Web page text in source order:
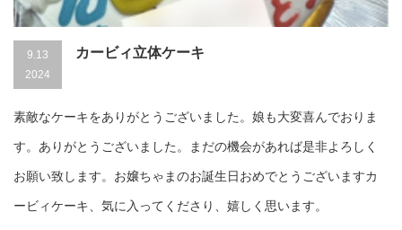
9.13
2024
カービィ立体ケーキ
素敵なケーキをありがとうございました。娘も大変喜んでおりま
す。ありがとうございました。まだの機会があれば是非よろしく
お願い致します。お嬢ちゃまのお誕生日おめでとうございますカ
ービィケーキ、気に入ってくださり、嬉しく思います。